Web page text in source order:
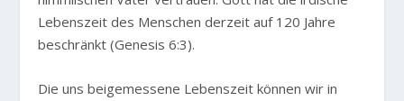
Lebenszeit des Menschen derzeit auf 120 Jahre
beschränkt (Genesis 6:3).
Die uns beigemessene Lebenszeit können wir in